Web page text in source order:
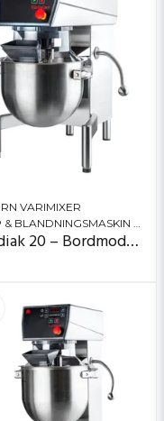
om skyddet
rengöring
för snabb åtkomst
stål: visp, krok,
stål
snabb åtkomst
på produkt)
ca 3,5–7,5 liter
ca 15–20 kg
VARIMIXER
Kodiak 20 – Bordmodell